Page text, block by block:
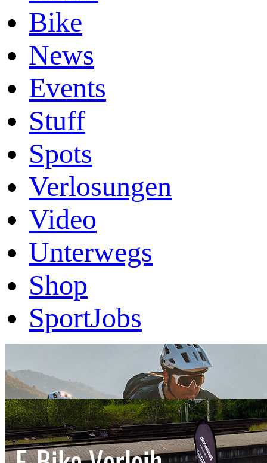
Bike
News
Events
Stuff
Spots
Verlosungen
Video
Unterwegs
Shop
SportJobs